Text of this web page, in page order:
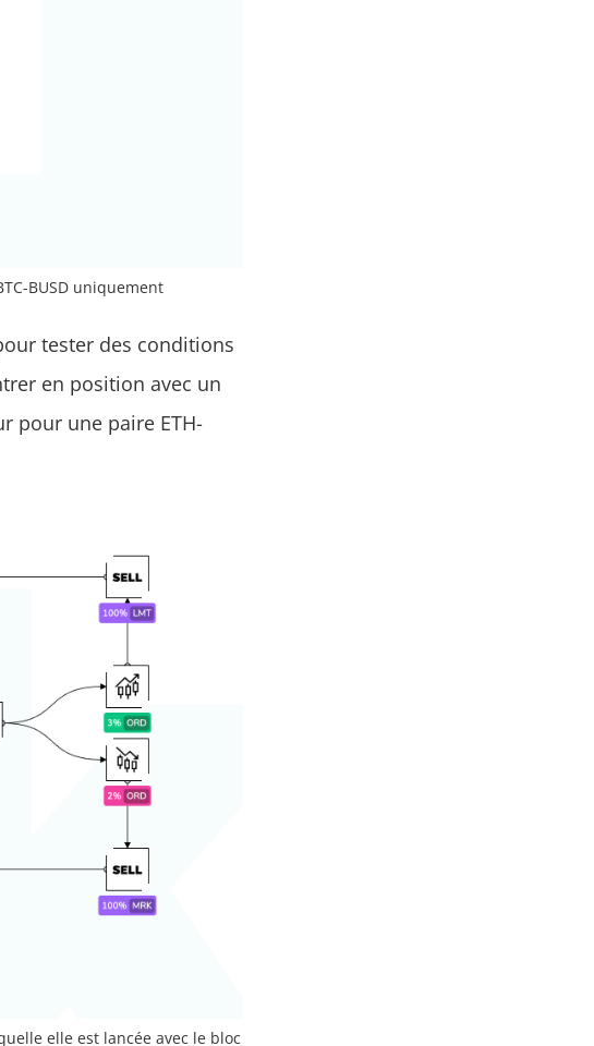
BUSD uniquement
tester des conditions
en position avec un
pour une paire ETH-
elle est lancée avec le bloc